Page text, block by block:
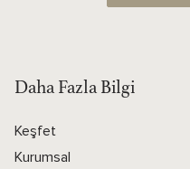
Daha Fazla Bilgi
Keşfet
Kurumsal